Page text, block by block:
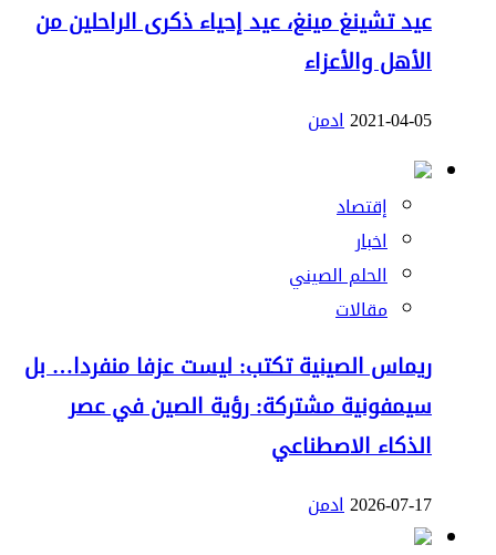
عيد تشينغ مينغ، عيد إحياء ذكرى الراحلين من
الأهل والأعزاء
2021-04-05ادمن
إقتصاد
اخبار
الحلم الصيني
مقالات
ريماس الصينية تكتب: ليست عزفا منفردا… بل
سيمفونية مشتركة: رؤية الصين في عصر
الذكاء الاصطناعي
2026-07-17ادمن